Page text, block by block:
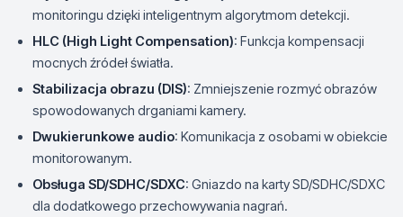
monitoringu dzięki inteligentnym algorytmom detekcji.
HLC (High Light Compensation): Funkcja kompensacji
mocnych źródeł światła.
Stabilizacja obrazu (DIS): Zmniejszenie rozmyć obrazów
spowodowanych drganiami kamery.
Dwukierunkowe audio: Komunikacja z osobami w obiekcie
monitorowanym.
Obsługa SD/SDHC/SDXC: Gniazdo na karty SD/SDHC/SDXC
dla dodatkowego przechowywania nagrań.